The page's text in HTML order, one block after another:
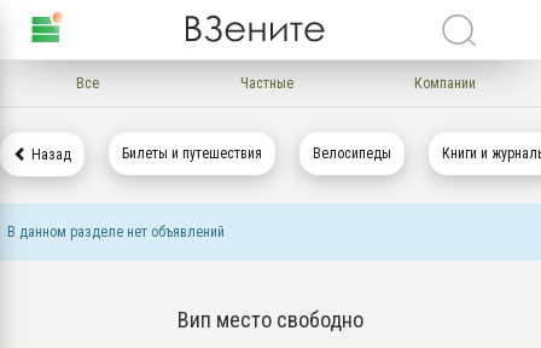
Все Частные Компании
Назад Билеты и путешествия Велосипеды Книги и
В данном разделе нет объявлений
Вип место свободно